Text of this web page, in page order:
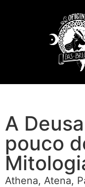
A
pouco
Athena, Atena,